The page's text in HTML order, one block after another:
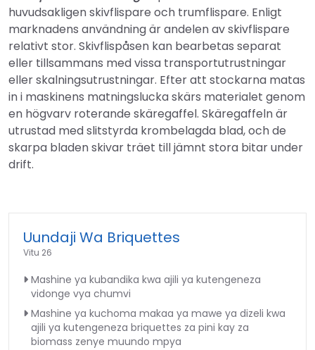
huvudsakligen skivflispare och trumflispare. Enligt
marknadens användning är andelen av skivflispare
relativt stor. Skivflispåsen kan bearbetas separat
eller tillsammans med vissa transportutrustningar
eller skalningsutrustningar. Efter att stockarna matas
in i maskinens matningslucka skärs materialet genom
en högvarv roterande skäregaffel. Skäregaffeln är
utrustad med slitstyrda krombelagda blad, och de
skarpa bladen skivar träet till jämnt stora bitar under
drift.
Uundaji Wa Briquettes
Vitu 26
Mashine ya kubandika kwa ajili ya kutengeneza
vidonge vya chumvi
Mashine ya kuchoma makaa ya mawe ya dizeli kwa
ajili ya kutengeneza briquettes za pini kay za
biomass zenye muundo mpya